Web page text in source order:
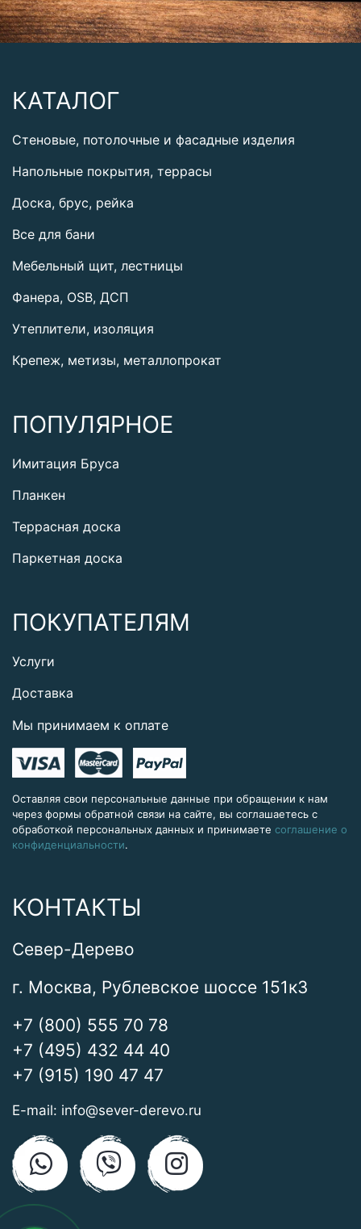
КАТАЛОГ
Стеновые, потолочные и фасадные изделия
Напольные покрытия, террасы
Доска, брус, рейка
Все для бани
Мебельный щит, лестницы
Фанера, OSB, ДСП
Утеплители, изоляция
Крепеж, метизы, металлопрокат
ПОПУЛЯРНОЕ
Имитация Бруса
Планкен
Террасная доска
Паркетная доска
ПОКУПАТЕЛЯМ
Услуги
Доставка
Мы принимаем к оплате
Оставляя свои персональные данные при обращении к нам
через формы обратной связи на сайте, вы соглашаетесь с
обработкой персональных данных и принимаете соглашение о
конфиденциальности.
КОНТАКТЫ
Север-Дерево
г. Москва, Рублевское шоссе 151к3
+7 (800) 555 70 78
+7 (495) 432 44 40
+7 (915) 190 47 47
E-mail: info@sever-derevo.ru